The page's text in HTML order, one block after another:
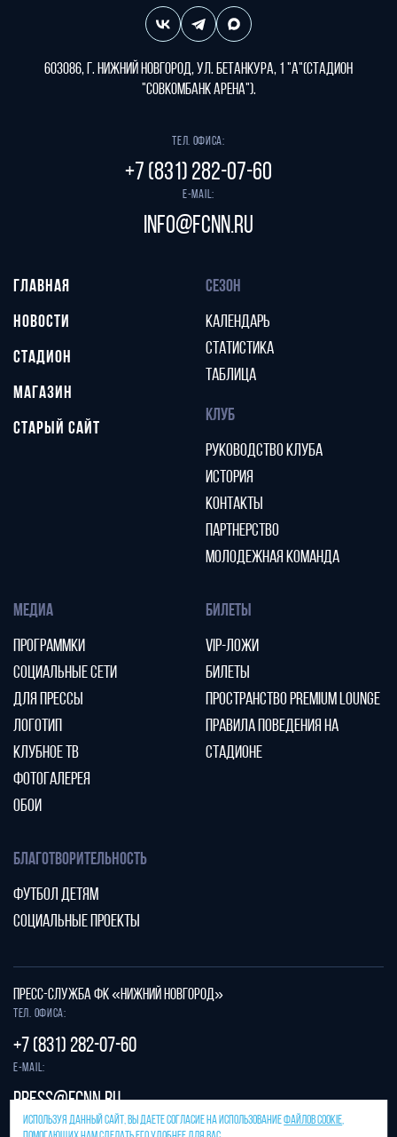
603086, г. Нижний Новгород, ул. Бетанкура, 1 "А"(стадион
"СОВКОМБАНК АРЕНА").
Тел. офиса:
+7 (831) 282-07-60
E-mail:
info@fcnn.ru
ГЛАВНАЯ
НОВОСТИ
СТАДИОН
МАГАЗИН
СТАРЫЙ САЙТ
СЕЗОН
КАЛЕНДАРЬ
СТАТИСТИКА
ТАБЛИЦА
КЛУБ
РУКОВОДСТВО КЛУБА
ИСТОРИЯ
КОНТАКТЫ
ПАРТНЕРСТВО
МОЛОДЕЖНАЯ КОМАНДА
МЕДИА
ПРОГРАММКИ
СОЦИАЛЬНЫЕ СЕТИ
ДЛЯ ПРЕССЫ
ЛОГОТИП
КЛУБНОЕ ТВ
ФОТОГАЛЕРЕЯ
ОБОИ
БИЛЕТЫ
VIP-ЛОЖИ
БИЛЕТЫ
ПРОСТРАНСТВО PREMIUM LOUNGE
ПРАВИЛА ПОВЕДЕНИЯ НА
СТАДИОНЕ
БЛАГОТВОРИТЕЛЬНОСТЬ
ФУТБОЛ ДЕТЯМ
СОЦИАЛЬНЫЕ ПРОЕКТЫ
Защита от спама reCAPTCHA.
ПРЕСС-СЛУЖБА ФК «НИЖНИЙ НОВГОРОД»
Тел. офиса:
+7 (831) 282-07-60
E-mail:
press@fcnn.ru
ИСПОЛЬЗУЯ ДАННЫЙ САЙТ, ВЫ ДАЕТЕ СОГЛАСИЕ НА ИСПОЛЬЗОВАНИЕФАЙЛОВ COOKIE,